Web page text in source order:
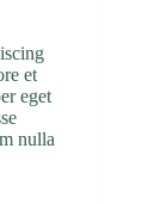
et
eget
nulla